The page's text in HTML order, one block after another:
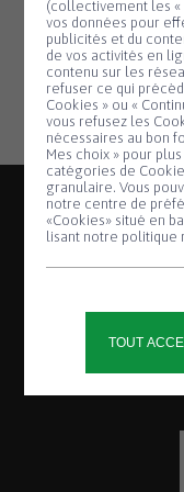
(collectivement les
vos données pour
publicités et du
de vos activités en
contenu sur les
refuser ce qui
Cookies » ou «
vous refusez les
nécessaires au bon
Mes choix » pour
catégories de
granulaire. Vous
notre centre de
«Cookies» situé en
lisant notre politique
TOUT
optimales.
au moment